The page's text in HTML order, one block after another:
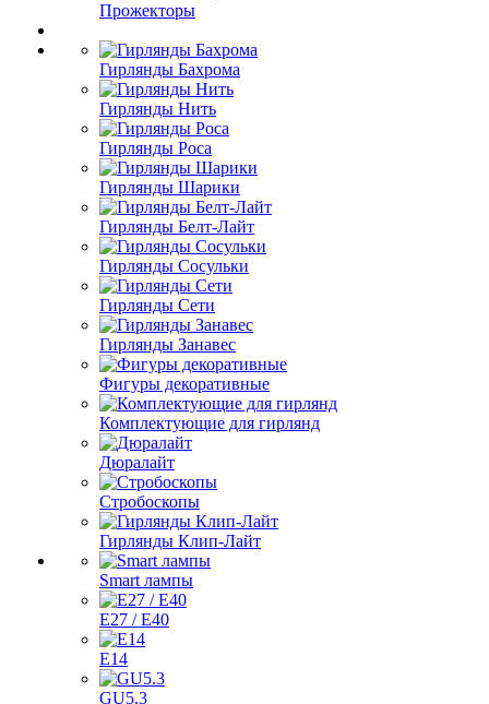
Прожекторы
Гирлянды Бахрома
Гирлянды Нить
Гирлянды Роса
Гирлянды Шарики
Гирлянды Белт-Лайт
Гирлянды Сосульки
Гирлянды Сети
Гирлянды Занавес
Фигуры декоративные
Комплектующие для гирлянд
Дюралайт
Стробоскопы
Гирлянды Клип-Лайт
Smart лампы
E27 / E40
E14
GU5.3